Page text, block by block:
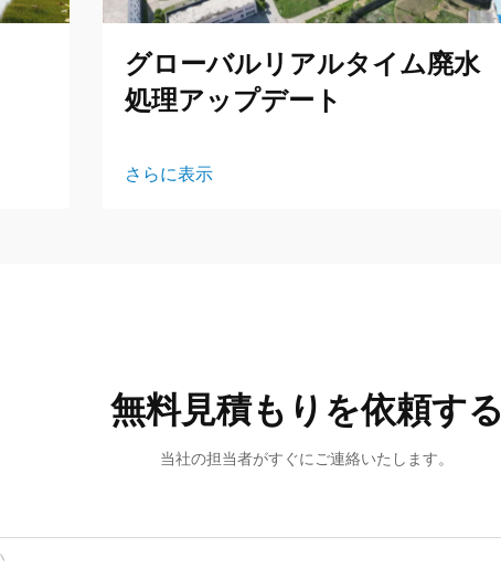
グローバルリアルタイム廃水
処理アップデート
さらに表示
無料見積もりを依頼する
当社の担当者がすぐにご連絡いたします。